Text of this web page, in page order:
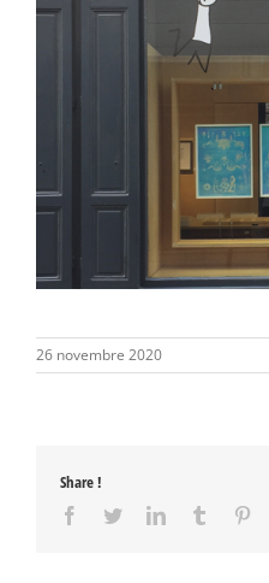
26 novembre 2020
Share !
Facebook
TwitterLinkedInTumblr